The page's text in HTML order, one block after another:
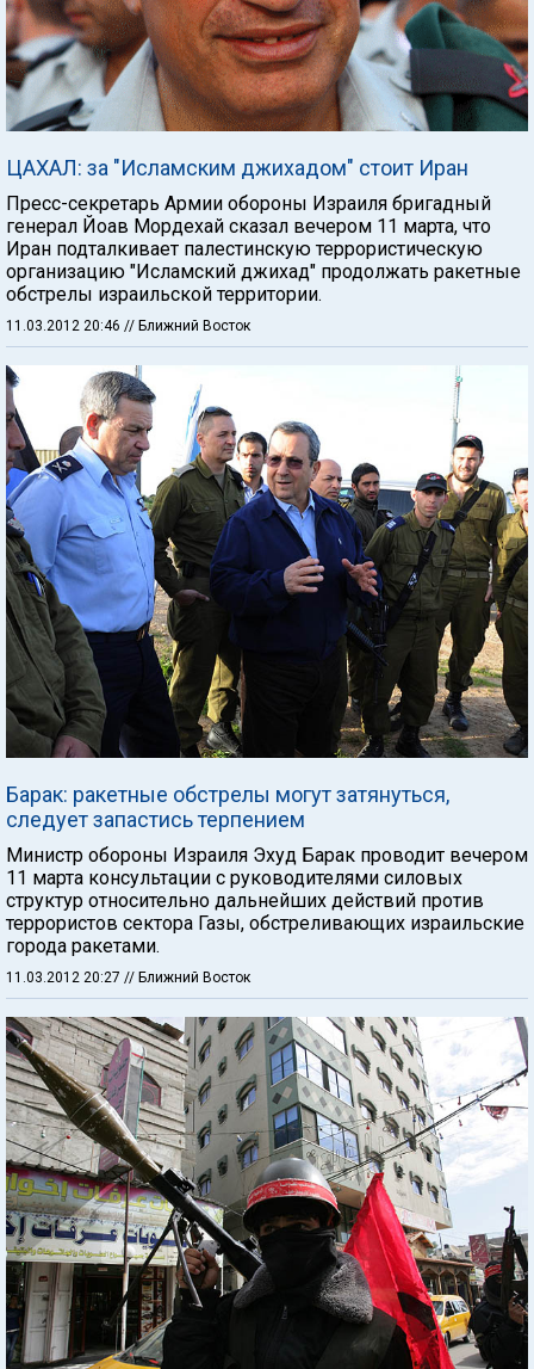
ЦАХАЛ: за "Исламским джихадом" стоит Иран
Пресс-секретарь Армии обороны Израиля бригадный
генерал Йоав Мордехай сказал вечером 11 марта, что
Иран подталкивает палестинскую террористическую
организацию "Исламский джихад" продолжать ракетные
обстрелы израильской территории.
11.03.2012 20:46 // Ближний Восток
Барак: ракетные обстрелы могут затянуться,
следует запастись терпением
Министр обороны Израиля Эхуд Барак проводит вечером
11 марта консультации с руководителями силовых
структур относительно дальнейших действий против
террористов сектора Газы, обстреливающих израильские
города ракетами.
11.03.2012 20:27 // Ближний Восток